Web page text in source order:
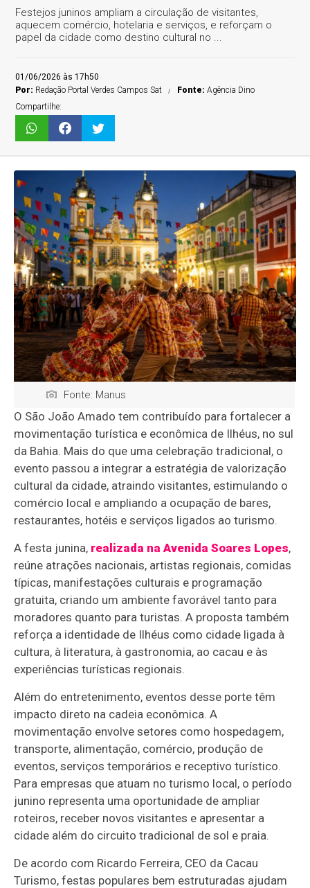
Festejos juninos ampliam a circulação de visitantes,
aquecem comércio, hotelaria e serviços, e reforçam o
papel da cidade como destino cultural no ...
01/06/2026 às 17h50
Por: Redação Portal Verdes Campos Sat Fonte:Agência Dino
Compartilhe:
Fonte: Manus
O São João Amado tem contribuído para fortalecer a
movimentação turística e econômica de Ilhéus, no sul
da Bahia. Mais do que uma celebração tradicional, o
evento passou a integrar a estratégia de valorização
cultural da cidade, atraindo visitantes, estimulando o
comércio local e ampliando a ocupação de bares,
restaurantes, hotéis e serviços ligados ao turismo.
A festa junina, realizada na Avenida Soares Lopes,
reúne atrações nacionais, artistas regionais, comidas
típicas, manifestações culturais e programação
gratuita, criando um ambiente favorável tanto para
moradores quanto para turistas. A proposta também
reforça a identidade de Ilhéus como cidade ligada à
cultura, à literatura, à gastronomia, ao cacau e às
experiências turísticas regionais.
Além do entretenimento, eventos desse porte têm
impacto direto na cadeia econômica. A
movimentação envolve setores como hospedagem,
transporte, alimentação, comércio, produção de
eventos, serviços temporários e receptivo turístico.
Para empresas que atuam no turismo local, o período
junino representa uma oportunidade de ampliar
roteiros, receber novos visitantes e apresentar a
cidade além do circuito tradicional de sol e praia.
De acordo com Ricardo Ferreira, CEO da Cacau
Turismo, festas populares bem estruturadas ajudam